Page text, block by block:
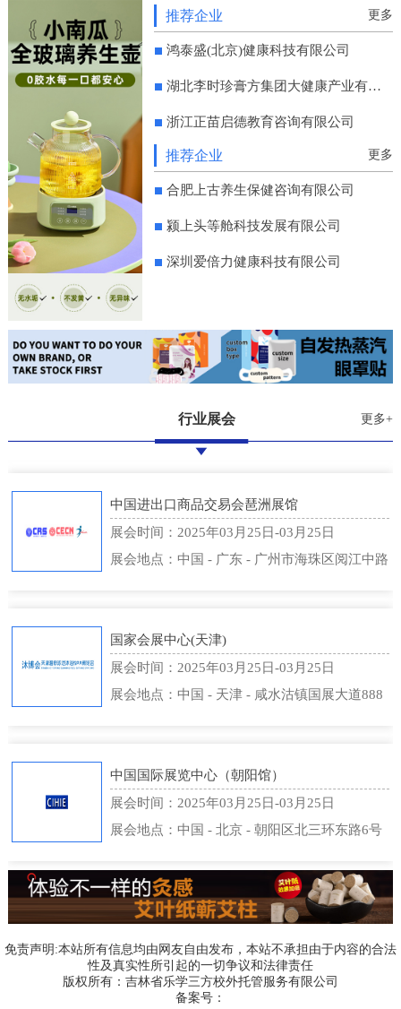
推荐企业 更多
鸿泰盛(北京)健康科技有限公司
湖北李时珍膏方集团大健康产业有限公司
浙江正苗启德教育咨询有限公司
推荐企业 更多
合肥上古养生保健咨询有限公司
颍上头等舱科技发展有限公司
深圳爱倍力健康科技有限公司
行业展会 更多+
中国进出口商品交易会琶洲展馆
展会时间：2025年03月25日-03月25日
展会地点：中国 - 广东 - 广州市海珠区阅江中路
国家会展中心(天津)
展会时间：2025年03月25日-03月25日
展会地点：中国 - 天津 - 咸水沽镇国展大道888
中国国际展览中心（朝阳馆）
展会时间：2025年03月25日-03月25日
展会地点：中国 - 北京 - 朝阳区北三环东路6号
免责声明:本站所有信息均由网友自由发布，本站不承担由于内容的合法
性及真实性所引起的一切争议和法律责任
版权所有：吉林省乐学三方校外托管服务有限公司
备案号：